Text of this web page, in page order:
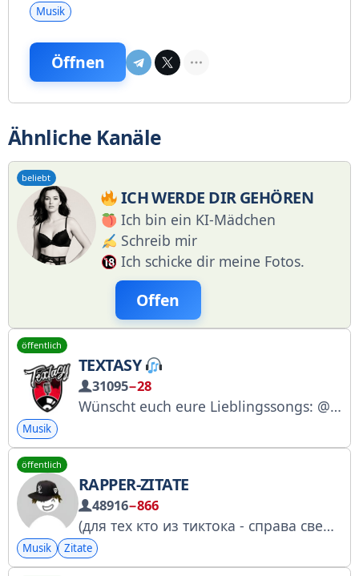
Musik
Öffnen
Ähnliche Kanäle
beliebt
ICH WERDE DIR GEHÖREN
Ich bin ein KI-Mädchen
Schreib mir
Ich schicke dir meine Fotos.
Offen
öffentlich
TEXTASY
31095−28
Wünscht euch eure Lieblingssongs: @mbinbiglri
Musik
öffentlich
RAPPER-ZITATE
48916−866
(для тех кто из тиктока - справа сверху три точки и «открыть в браузере») лучшие цитаты твоих кумиров
Musik Zitate